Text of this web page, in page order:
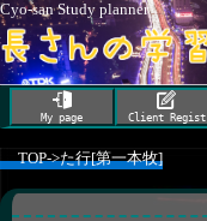
Cyo-san Study planner
My page Client Regist
TOP->た行[第一本牧]